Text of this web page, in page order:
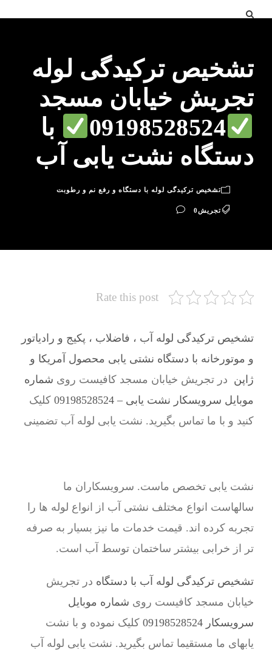
تشخیص ترکیدگی لوله
تجریش خیابان مسجد
09198528524
با
دستگاه نشت یابی آب
تشخیص ترکیدگی لوله با دستگاه و رفع نم و رطوبت
تجریش 0
Rate this post
تشخیص ترکیدگی لوله آب ، فاضلاب ، پکیج و رادیاتور
و موتورخانه با دستگاه نشتی یابی محصول آمریکا و
ژاپن در تجریش خیابان مسجد کافیست روی شماره
موبایل سرویسکار نشت یابی – 09198528524
کلیک
کنید و با ما تماس بگیرید. نشت یابی لوله آب تضمینی
نشت یابی تخصص ماست. سرویسکاران ما
سالهاست انواع مختلف نشتی آب از انواع لوله ها را
تجربه کرده اند. قیمت خدمات ما نیز بسیار به صرفه
تر از خرابی بیشتر ساختمان توسط آب است.
تشخیص ترکیدگی لوله آب با دستگاه در تجریش
خیابان مسجد کافیست روی شماره موبایل
سرویسکار 09198528524
کلیک نموده و با نشت
یابهای ما مستقیما تماس بگیرید. نشت یابی لوله آب